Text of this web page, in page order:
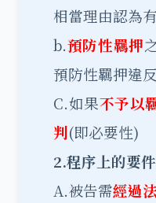
相當理由認為
b.預防性羈押
預防性羈押違
C.如果不予以
判(即必要性)
2.程序上的要件
A.被告需經過